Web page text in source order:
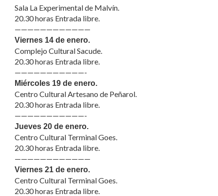
Sala La Experimental de Malvín.
20.30 horas Entrada libre.
————————————
Viernes 14 de enero.
Complejo Cultural Sacude.
20.30 horas Entrada libre.
———————————-
Miércoles 19 de enero.
Centro Cultural Artesano de Peñarol.
20.30 horas Entrada libre.
———————————-
Jueves 20 de enero.
Centro Cultural Terminal Goes.
20.30 horas Entrada libre.
————————————
Viernes 21 de enero.
Centro Cultural Terminal Goes.
20.30 horas Entrada libre.